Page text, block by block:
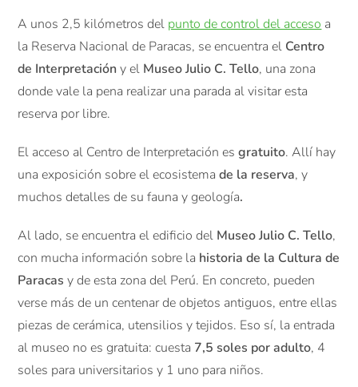
A unos 2,5 kilómetros del punto de control del acceso a
la Reserva Nacional de Paracas, se encuentra el Centro
de Interpretación y el Museo Julio C. Tello, una zona
donde vale la pena realizar una parada al visitar esta
reserva por libre.
El acceso al Centro de Interpretación esgratuito. Allí hay
una exposición sobre el ecosistemade la reserva, y
muchos detalles de su fauna y geología.
Al lado, se encuentra el edificio del Museo Julio C. Tello,
con mucha información sobre la historia de la Cultura de
Paracas y de esta zona del Perú. En concreto, pueden
verse más de un centenar de objetos antiguos, entre ellas
piezas de cerámica, utensilios y tejidos. Eso sí, la entrada
al museo no es gratuita: cuesta 7,5 soles por adulto, 4
soles para universitarios y 1 uno para niños.